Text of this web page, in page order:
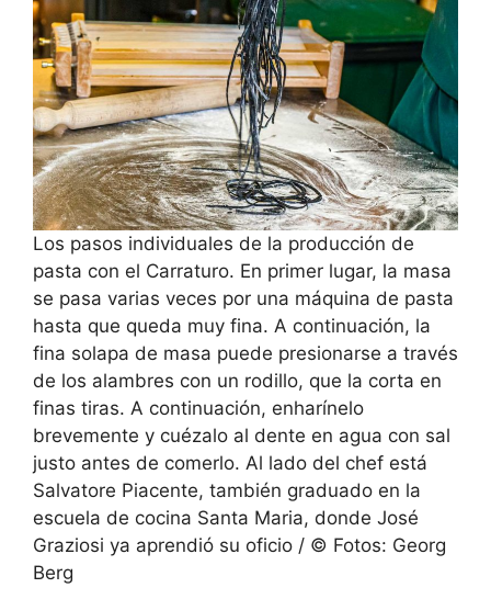
Los pasos individuales de la producción de
pasta con el Carraturo. En primer lugar, la masa
se pasa varias veces por una máquina de pasta
hasta que queda muy fina. A continuación, la
fina solapa de masa puede presionarse a través
de los alambres con un rodillo, que la corta en
finas tiras. A continuación, enharínelo
brevemente y cuézalo al dente en agua con sal
justo antes de comerlo. Al lado del chef está
Salvatore Piacente, también graduado en la
escuela de cocina Santa Maria, donde José
Graziosi ya aprendió su oficio / © Fotos: Georg
Berg